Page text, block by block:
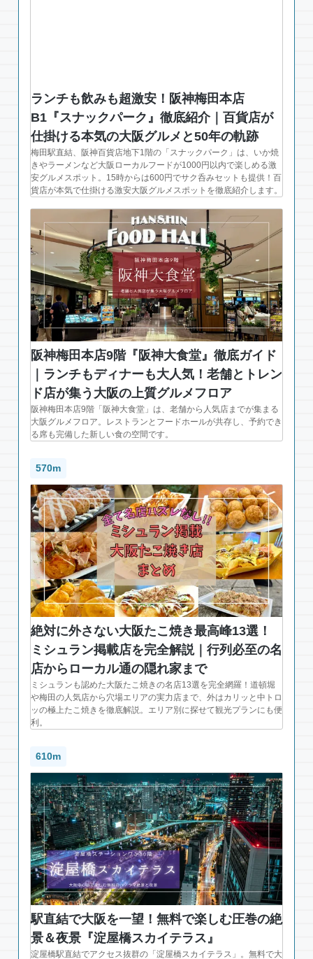
ランチも飲みも超激安！阪神梅田本店
B1『スナックパーク』徹底紹介｜百貨店が
仕掛ける本気の大阪グルメと50年の軌跡
梅田駅直結、阪神百貨店地下1階の「スナックパーク」は、いか焼
きやラーメンなど大阪ローカルフードが1000円以内で楽しめる激
安グルメスポット。15時からは600円でサク呑みセットも提供！百
貨店が本気で仕掛ける激安大阪グルメスポットを徹底紹介します。
阪神梅田本店9階『阪神大食堂』徹底ガイド
｜ランチもディナーも大人気！老舗とトレン
ド店が集う大阪の上質グルメフロア
阪神梅田本店9階「阪神大食堂」は、老舗から人気店までが集まる
大阪グルメフロア。レストランとフードホールが共存し、予約でき
る席も完備した新しい食の空間です。
570m
絶対に外さない大阪たこ焼き最高峰13選！
ミシュラン掲載店を完全解説｜行列必至の名
店からローカル通の隠れ家まで
ミシュランも認めた大阪たこ焼きの名店13選を完全網羅！道頓堀
や梅田の人気店から穴場エリアの実力店まで、外はカリッと中トロ
ッの極上たこ焼きを徹底解説。エリア別に探せて観光プランにも便
利。
610m
駅直結で大阪を一望！無料で楽しむ圧巻の絶
景＆夜景『淀屋橋スカイテラス』
淀屋橋駅直結でアクセス抜群の「淀屋橋スカイテラス」。無料で大